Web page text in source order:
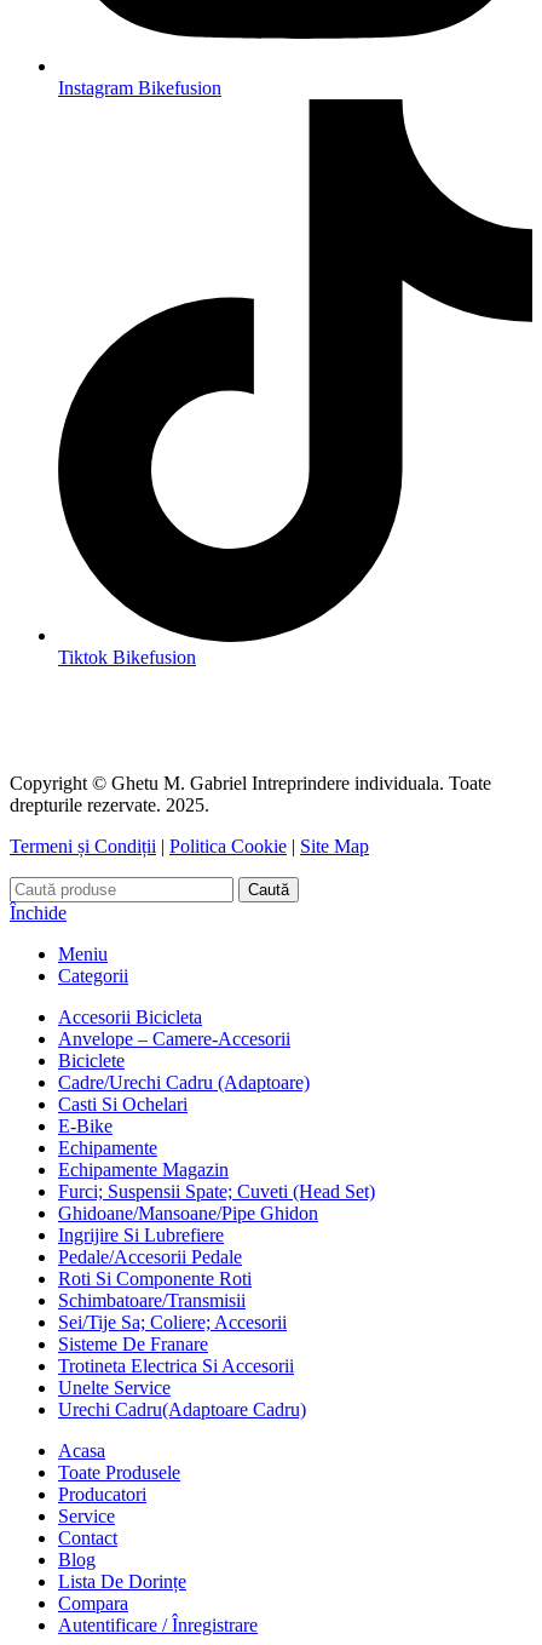
Instagram Bikefusion
Tiktok Bikefusion
Copyright © Ghetu M. Gabriel Intreprindere individuala. Toate
drepturile rezervate. 2025.
Termeni și Condiții | Politica Cookie | Site Map
Caută
Închide
Meniu
Categorii
Accesorii Bicicleta
Anvelope – Camere-Accesorii
Biciclete
Cadre/Urechi Cadru (Adaptoare)
Casti Si Ochelari
E-Bike
Echipamente
Echipamente Magazin
Furci; Suspensii Spate; Cuveti (Head Set)
Ghidoane/Mansoane/Pipe Ghidon
Ingrijire Si Lubrefiere
Pedale/Accesorii Pedale
Roti Si Componente Roti
Schimbatoare/Transmisii
Sei/Tije Sa; Coliere; Accesorii
Sisteme De Franare
Trotineta Electrica Si Accesorii
Unelte Service
Urechi Cadru(Adaptoare Cadru)
Acasa
Toate Produsele
Producatori
Service
Contact
Blog
Lista De Dorințe
Compara
Autentificare / Înregistrare